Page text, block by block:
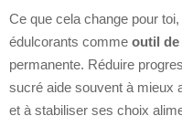
Ce que cela change pour
édulcorants comme outil
permanente. Réduire
sucré aide souvent à mieux
et à stabiliser ses choix